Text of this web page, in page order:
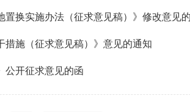
换实施办法（征求意见稿）》修改意见
措施（征求意见稿）》意见的通知
公开征求意见的函